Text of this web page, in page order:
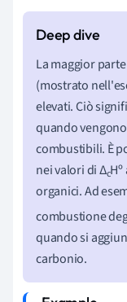
La maggior
(mostrato
elevati. Ciò
quando
combustibili. È
nei valori di ∆c
organici. Ad
combustione
quando si
carbonio.